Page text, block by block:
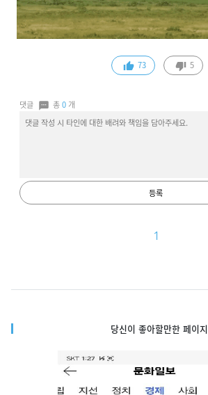
73 5
댓글 총0 개
등록
1
당신이 좋아할만한 페이지